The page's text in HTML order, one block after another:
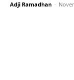
Adji Ramadhan -